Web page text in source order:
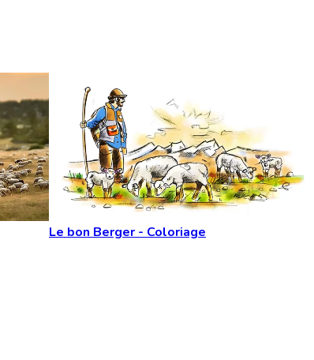
Le bon Berger - Coloriage